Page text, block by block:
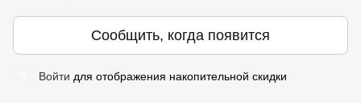
Сообщить, когда появится
Войти для отображения накопительной скидки